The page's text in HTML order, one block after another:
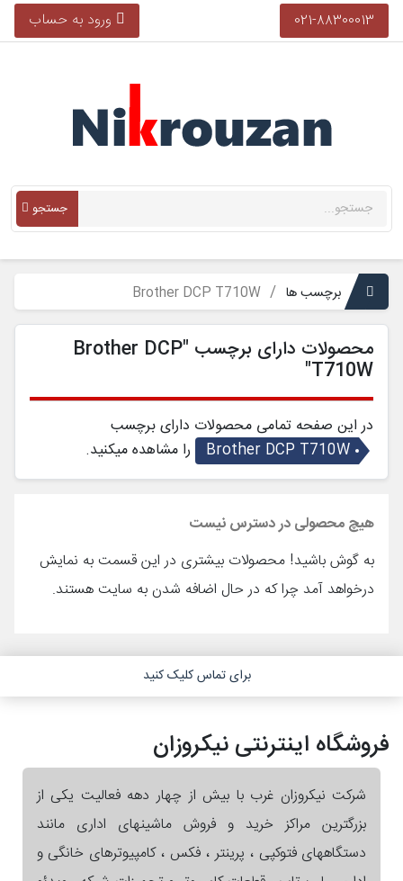
021-88300013 ورود به حساب
جستجو
برچسب ها Brother DCP T710W
محصولات دارای برچسب "Brother DCP
T710W"
در این صفحه تمامی محصولات دارای برچسب
Brother DCP T710W
را مشاهده میکنید.
هیچ محصولی در دسترس نیست
به گوش باشید! محصولات بیشتری در این قسمت به نمایش
درخواهد آمد چرا که در حال اضافه شدن به سایت هستند.
برای تماس کلیک کنید
فروشگاه اینترنتی نیکروزان
شرکت نیکروزان غرب با بیش از چهار دهه فعالیت یکی از
بزرگترین مراکز خرید و فروش ماشینهای اداری مانند
دستگاههای فتوکپی ، پرینتر ، فکس ، کامپیوترهای خانگی و